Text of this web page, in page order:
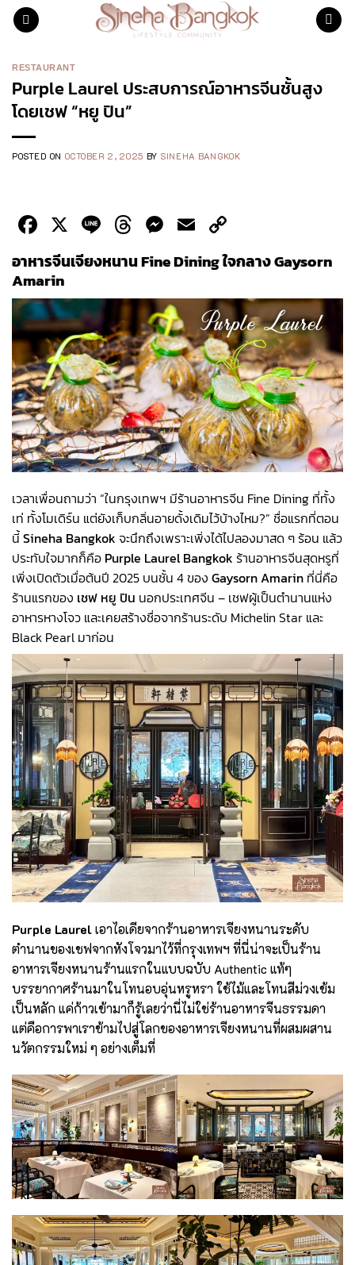
Skip
RESTAURANT
Purple Laurel ประสบการณ์อาหารจีนชั้นสูง
โดยเชฟ “หยู ปิน”
POSTED ON OCTOBER 2, 2025 BY SINEHA BANGKOK
Facebook
X LineThreads
Messenger
Email
Link
อาหารจีนเจียงหนานFine Dining ใจกลาง Gaysorn
Amarin
เวลาเพื่อนถามว่า “ในกรุงเทพฯ มีร้านอาหารจีน Fine Dining ที่ทั้ง
เท่ ทั้งโมเดิร์น แต่ยังเก็บกลิ่นอายดั้งเดิมไว้บ้างไหม?” ชื่อแรกที่ตอน
นี้Sineha Bangkok จะนึกถึงเพราะเพิ่งได้ไปลองมาสด ๆ ร้อน แล้ว
ประทับใจมากก็คือ Purple Laurel Bangkok ร้านอาหารจีนสุดหรูที่
เพิ่งเปิดตัวเมื่อต้นปี 2025 บนชั้น 4 ของ Gaysorn Amarin ที่นี่คือ
ร้านแรกของ เชฟ หยู ปิน นอกประเทศจีน – เชฟผู้เป็นตำนานแห่ง
อาหารหางโจว และเคยสร้างชื่อจากร้านระดับ Michelin Star และ
Black Pearl มาก่อน
Purple Laurelเอาไอเดียจากร้านอาหารเจียงหนานระดับ
ตำนานของเชฟจากหังโจวมาไว้ที่กรุงเทพฯ ที่นี่น่าจะเป็นร้าน
อาหารเจียงหนานร้านแรกในแบบฉบับ Authentic แท้ๆ
บรรยากาศร้านมาในโทนอบอุ่นหรูหรา ใช้ไม้และโทนสีม่วงเข้ม
เป็นหลัก แค่ก้าวเข้ามาก็รู้เลยว่านี่ไม่ใช่ร้านอาหารจีนธรรมดา
แต่คือการพาเราข้ามไปสู่โลกของอาหารเจียงหนานที่ผสมผสาน
นวัตกรรมใหม่ ๆ อย่างเต็มที่